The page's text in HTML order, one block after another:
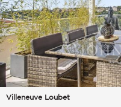
Villeneuve Loubet